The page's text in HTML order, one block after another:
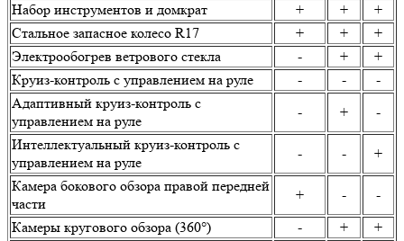
Набор инструментов и домкрат
+ +
+
Стальное запасное колесо R17
+ +
+
Электрообогрев ветрового стекла
- +
+
Круиз-контроль с управлением на руле
- -
-
Адаптивный круиз-контроль с
управлением на руле
- +
-
Интеллектуальный круиз-контроль с
управлением на руле
- -
+
Камера бокового обзора правой передней
части
+ -
-
Камеры кругового обзора (360°)
- +
+